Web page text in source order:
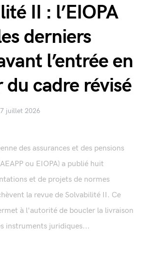
II : l’EIOPA
derniers
l’entrée en
du cadre révisé
juillet 2026
des assurances et des pensions
ou EIOPA) a publié huit
et de projets de normes
la revue de Solvabilité II. Ce
à l'autorité de boucler la livraison
instruments juridiques...